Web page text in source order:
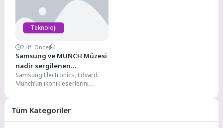
Teknoloji
2 Hf. Önce 4
Samsung ve MUNCH Müzesi
nadir sergilenen
başyapıtları Samsung Art
Store’a getiriyor
Samsung Electronics, Edvard
Munch’un ikonik eserlerini
Tüm Kategoriler